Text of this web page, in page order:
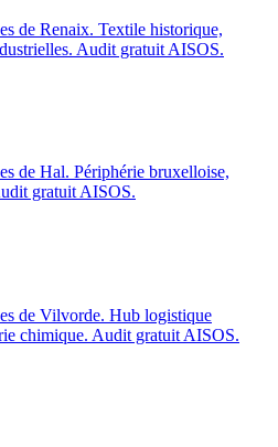
de Renaix. Textile historique,
Audit gratuit AISOS.
de Hal. Périphérie bruxelloise,
gratuit AISOS.
de Vilvorde. Hub logistique
chimique. Audit gratuit AISOS.